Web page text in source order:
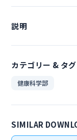
説明
カテゴリー & タグ
健康科学部
SIMILAR